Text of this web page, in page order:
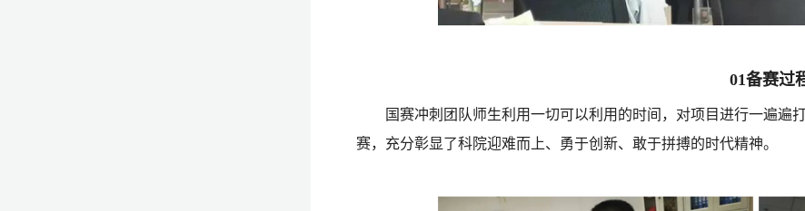
01备赛过
国赛冲刺团队师生利用一切可以利用的时间，对项目进行一遍遍
赛，充分彰显了科院迎难而上、勇于创新、敢于拼搏的时代精神。